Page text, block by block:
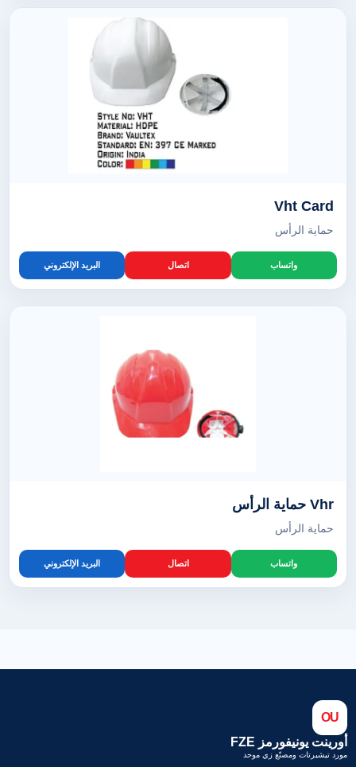
Vht Card
حماية الرأس
واتساب اتصال البريد الإلكتروني
Vhr حماية الرأس
حماية الرأس
واتساب اتصال البريد الإلكتروني
OU
أورينت يونيفورمز FZE
مورد تيشيرتات ومصنّع زي موحد